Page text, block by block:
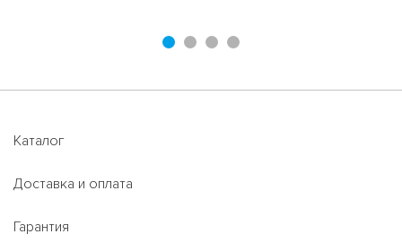
Каталог
Доставка и оплата
Гарантия